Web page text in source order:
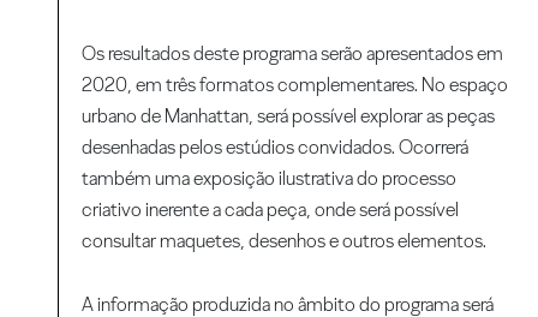
Os resultados deste programa serão apresentados em
2020, em três formatos complementares. No espaço
urbano de Manhattan, será possível explorar as peças
desenhadas pelos estúdios convidados. Ocorrerá
também uma exposição ilustrativa do processo
criativo inerente a cada peça, onde será possível
consultar maquetes, desenhos e outros elementos.
A informação produzida no âmbito do programa será